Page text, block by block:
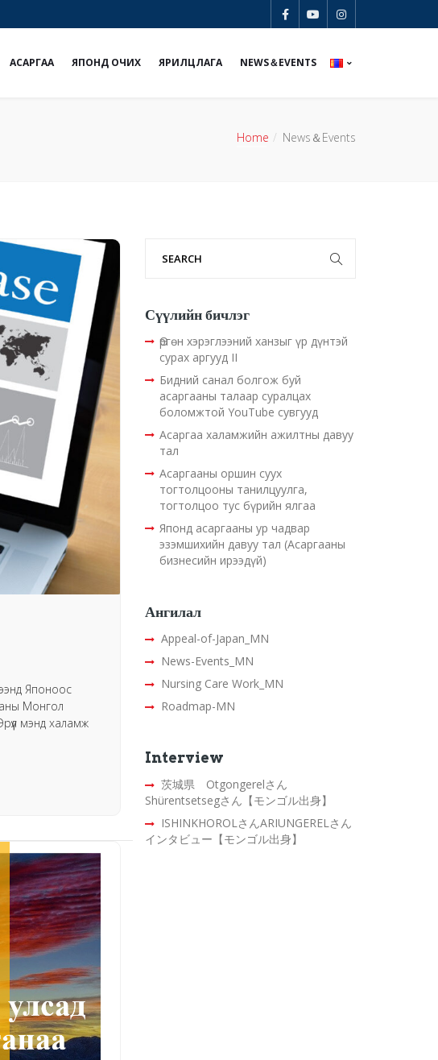
АСАРГАА ЯПОНД ОЧИХ ЯРИЛЦЛАГА NEWS＆EVENTS
Home News＆Events
Японоос
Монгол
мэнд халамж
Сүүлийн бичлэг
Өргөн хэрэглээний ханзыг үр дүнтэй
сурах аргууд II
Бидний санал болгож буй
асаргааны талаар суралцах
боломжтой YouTube сувгууд
Асаргаа халамжийн ажилтны давуу
тал
Асаргааны оршин суух
тогтолцооны танилцуулга,
тогтолцоо тус бүрийн ялгаа
Японд асаргааны ур чадвар
эзэмшихийн давуу тал (Асаргааны
бизнесийн ирээдүй)
Ангилал
Appeal-of-Japan_MN
News-Events_MN
Nursing Care Work_MN
Roadmap-MN
Interview
茨城県 Otgongerelさん
Shürentsetsegさん【モンゴル出身】
ISHINKHOROLさんARIUNGERELさん
インタビュー【モンゴル出身】